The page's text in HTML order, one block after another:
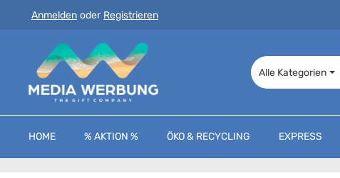
Hauptinhalt springen
Zur Suche springen
Zur Hauptnavigation springen
Anmelden oder Registrieren
Alle Kategorien
HOME % AKTION % ÖKO & RECYCLING EXPRESS